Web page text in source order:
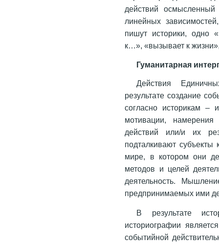
действий
линейных
пишут историки, одно
к…», «вызывает к
Гуманитарная
Действия
результате создание
согласно историкам –
мотивации, намерения
действий или/и их
подталкивают
мире, в котором они
методов и целей
деятельность.
предпринимаемых ими
В результате
историографии
событийной